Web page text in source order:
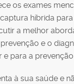
os exames
híbrida
a melhor
e o
e para a
à sua saúde e